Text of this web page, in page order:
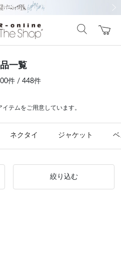
一覧
件 / 448件
テムをご用意しています。
ネクタイ ジャケット
絞り込む